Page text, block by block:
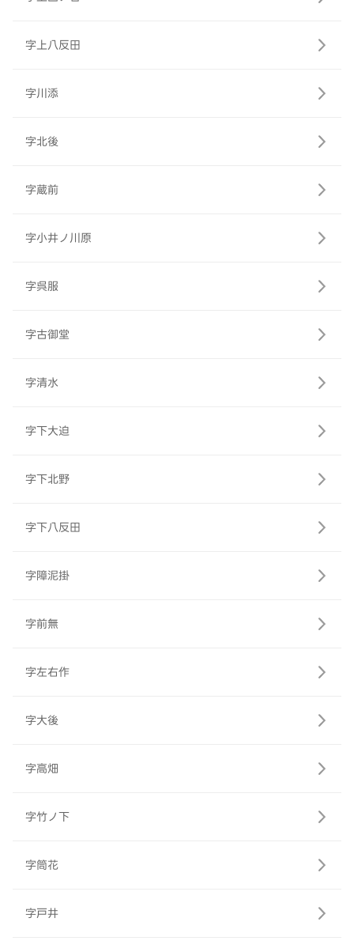
字上八反田
字川添
字北後
字蔵前
字小井ノ川原
字呉服
字古御堂
字清水
字下大迫
字下北野
字下八反田
字障泥掛
字前無
字左右作
字大後
字高畑
字竹ノ下
字筒花
字戸井